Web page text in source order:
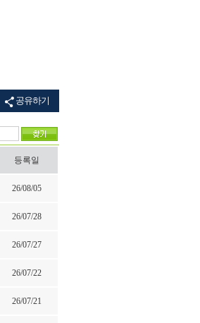
공유하기
등록일
26/08/05
26/07/28
26/07/27
26/07/22
26/07/21